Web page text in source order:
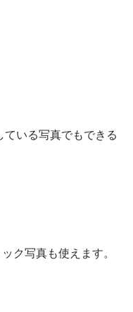
いる写真でもできる
ク写真も使えます。